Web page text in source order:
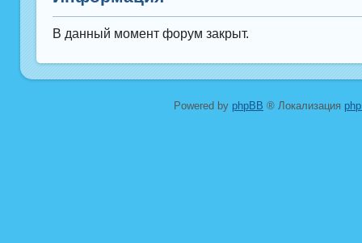
В данный момент форум закрыт.
Powered by phpBB ® Локализация